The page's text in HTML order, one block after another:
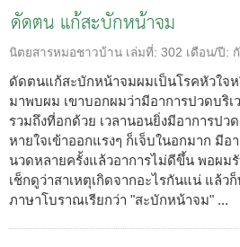
ดัดตน แก้สะบักหน้าจม
นิตยสารหมอชาวบ้าน เล่มที่: 302 เดือน/ปี:
ดัดตนแก้สะบักหน้าจมผมเป็นโรคหัวใจ
มาพบผม เขาบอกผมว่ามีอาการปวดบริ
รวมถึงที่อกด้วย เวลานอนยิ่งมีอาการป
หายใจเข้าออกแรงๆ ก็เจ็บในอกมาก มีอ
นวดหลายครั้งแล้วอาการไม่ดีขึ้น พอผม
เช็กดูว่าสาเหตุเกิดจากอะไรกันแน่ แล้ว
ภาษาโบราณเรียกว่า "สะบักหน้าจม" ...